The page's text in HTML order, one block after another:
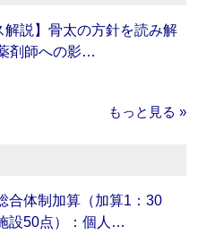
解説】骨太の方針を読み解
剤師への影…
もっと見る »
合体制加算（加算1：30
設50点）：個人…